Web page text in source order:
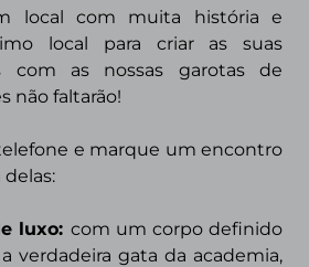
local com muita história e
local para criar as suas
com as nossas garotas de
não faltarão!
e marque um encontro
luxo: com um corpo definido
verdadeira gata da academia,